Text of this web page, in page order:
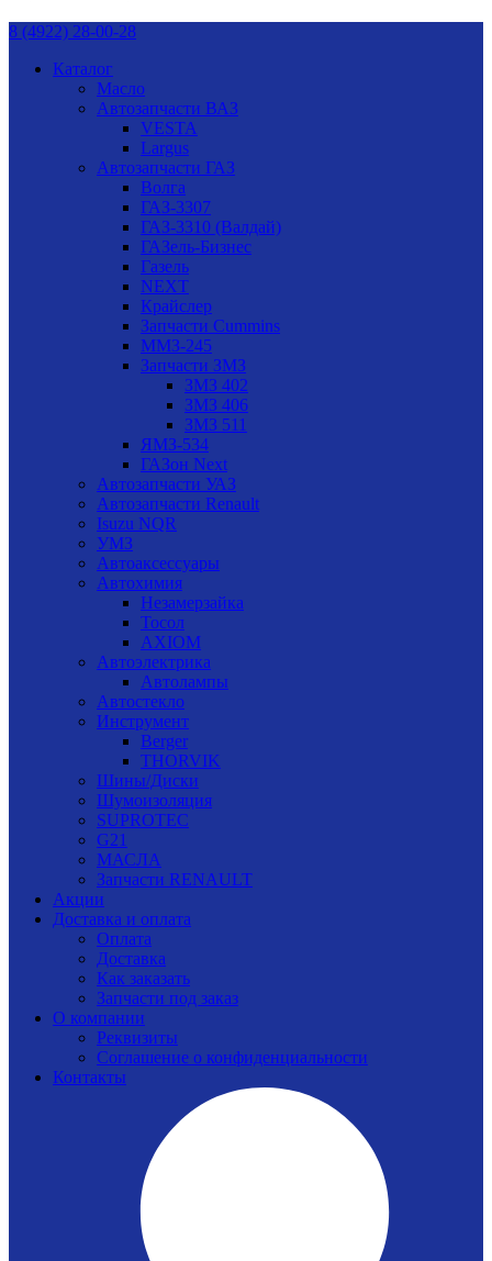
8 (4922) 28-00-28
Каталог
Масло
Автозапчасти ВАЗ
VESTA
Largus
Автозапчасти ГАЗ
Волга
ГАЗ-3307
ГАЗ-3310 (Валдай)
ГАЗель-Бизнес
Газель
NEXT
Крайслер
Запчасти Cummins
ММЗ-245
Запчасти ЗМЗ
ЗМЗ 402
ЗМЗ 406
ЗМЗ 511
ЯМЗ-534
ГАЗон Next
Автозапчасти УАЗ
Автозапчасти Renault
Isuzu NQR
УМЗ
Автоаксессуары
Автохимия
Незамерзайка
Тосол
AXIOM
Автоэлектрика
Автолампы
Автостекло
Инструмент
Berger
THORVIK
Шины/Диски
Шумоизоляция
SUPROTEC
G21
МАСЛА
Запчасти RENAULT
Акции
Доставка и оплата
Оплата
Доставка
Как заказать
Запчасти под заказ
О компании
Реквизиты
Соглашение о конфиденциальности
Контакты